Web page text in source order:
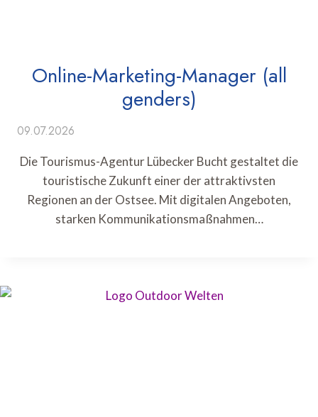
Online-Marketing-Manager (all
genders)
09.07.2026
Die Tourismus-Agentur Lübecker Bucht gestaltet die
touristische Zukunft einer der attraktivsten
Regionen an der Ostsee. Mit digitalen Angeboten,
starken Kommunikationsmaßnahmen…